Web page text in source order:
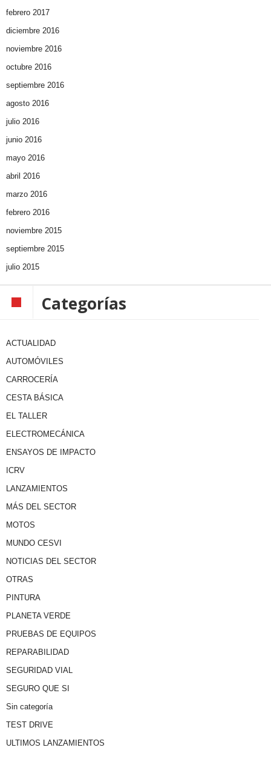
febrero 2017
diciembre 2016
noviembre 2016
octubre 2016
septiembre 2016
agosto 2016
julio 2016
junio 2016
mayo 2016
abril 2016
marzo 2016
febrero 2016
noviembre 2015
septiembre 2015
julio 2015
Categorías
ACTUALIDAD
AUTOMÓVILES
CARROCERÍA
CESTA BÁSICA
EL TALLER
ELECTROMECÁNICA
ENSAYOS DE IMPACTO
ICRV
LANZAMIENTOS
MÁS DEL SECTOR
MOTOS
MUNDO CESVI
NOTICIAS DEL SECTOR
OTRAS
PINTURA
PLANETA VERDE
PRUEBAS DE EQUIPOS
REPARABILIDAD
SEGURIDAD VIAL
SEGURO QUE SI
Sin categoría
TEST DRIVE
ULTIMOS LANZAMIENTOS